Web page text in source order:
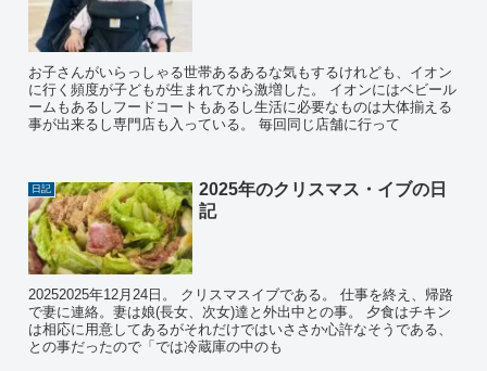
お子さんがいらっしゃる世帯あるあるな気もするけれども、イオン
に行く頻度が子どもが生まれてから激増した。 イオンにはベビール
ームもあるしフードコートもあるし生活に必要なものは大体揃える
事が出来るし専門店も入っている。 毎回同じ店舗に行って
日記
2025年のクリスマス・イブの日
記
20252025年12月24日。 クリスマスイブである。 仕事を終え、帰路
で妻に連絡。妻は娘(長女、次女)達と外出中との事。 夕食はチキン
は相応に用意してあるがそれだけではいささか心許なそうである、
との事だったので「では冷蔵庫の中のも